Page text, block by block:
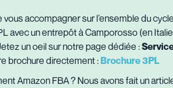
vous accompagner sur l’ensemble du
avec un entrepôt à Camporosso (en
un oeil sur notre page dédiée :
brochure directement :Brochure 3PL
Amazon FBA ? Nous avons fait un